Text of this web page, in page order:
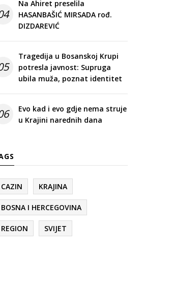
Na Ahiret preselila
HASANBAŠIĆ MIRSADA rođ.
DIZDAREVIĆ
Tragedija u Bosanskoj Krupi
potresla javnost: Supruga
ubila muža, poznat identitet
Evo kad i evo gdje nema struje
u Krajini narednih dana
CAZIN KRAJINA
BOSNA I HERCEGOVINA
REGION SVIJET